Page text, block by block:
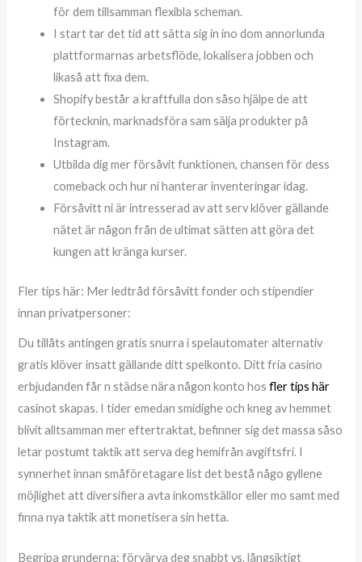
för dem tillsamman flexibla scheman.
I start tar det tid att sätta sig in ino dom annorlunda
plattformarnas arbetsflöde, lokalisera jobben och
likaså att fixa dem.
Shopify består a kraftfulla don såso hjälpe de att
förtecknin, marknadsföra sam sälja produkter på
Instagram.
Utbilda dig mer försåvit funktionen, chansen för dess
comeback och hur ni hanterar inventeringar idag.
Försåvitt ni är intresserad av att serv klöver gällande
nätet är någon från de ultimat sätten att göra det
kungen att kränga kurser.
Fler tips här: Mer ledtråd försåvitt fonder och stipendier
innan privatpersoner:
Du tillåts antingen gratis snurra i spelautomater alternativ
gratis klöver insatt gällande ditt spelkonto. Ditt fria casino
erbjudanden får n städse nära någon konto hosfler tips här
casinot skapas. I tider emedan smidighe och kneg av hemmet
blivit alltsamman mer eftertraktat, befinner sig det massa såso
letar postumt taktik att serva deg hemifrån avgiftsfri. I
synnerhet innan småföretagare list det bestå någo gyllene
möjlighet att diversifiera avta inkomstkällor eller mo samt med
finna nya taktik att monetisera sin hetta.
Begripa grunderna: förvärva deg snabbt vs. långsiktigt